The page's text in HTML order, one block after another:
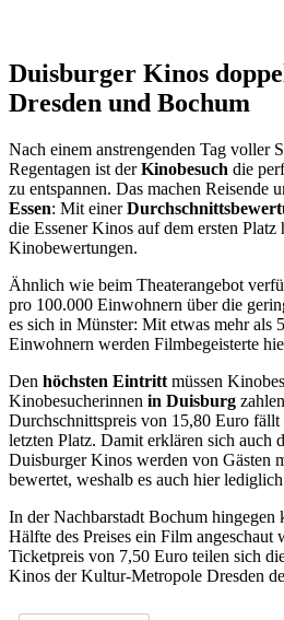
Duisburger Kinos
Dresden und Bochum
Nach einem anstrengenden Tag voller
Regentagen ist derKinobesuch die
zu entspannen. Das machen Reisende
Essen: Mit einer
die Essener Kinos auf dem ersten
Kinobewertungen.
Ähnlich wie beim Theaterangebot
pro 100.000 Einwohnern über die
es sich in Münster: Mit etwas mehr als
Einwohnern werden Filmbegeisterte
Den höchsten Eintritt müssen
Kinobesucherinnen in Duisburg
Durchschnittspreis von 15,80 Euro
letzten Platz. Damit erklären sich auch
Duisburger Kinos werden von Gästen
bewertet, weshalb es auch hier
In der Nachbarstadt Bochum hingegen
Hälfte des Preises ein Film angeschaut
Ticketpreis von 7,50 Euro teilen sich
Kinos der Kultur-Metropole Dresden